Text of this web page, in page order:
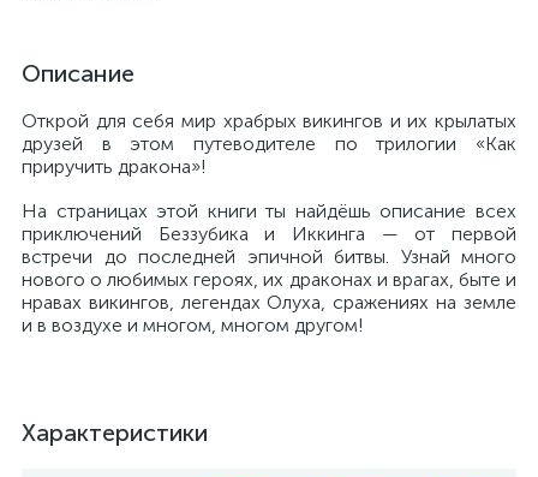
Описание
Открой для себя мир храбрых викингов и их крылатых
друзей в этом путеводителе по трилогии «Как
приручить дракона»!
На страницах этой книги ты найдёшь описание всех
приключений Беззубика и Иккинга — от первой
встречи до последней эпичной битвы. Узнай много
нового о любимых героях, их драконах и врагах, быте и
нравах викингов, легендах Олуха, сражениях на земле
и в воздухе и многом, многом другом!
Характеристики